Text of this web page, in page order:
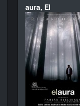
aura, El